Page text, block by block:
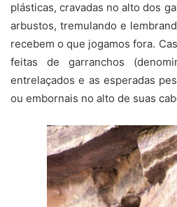
plásticas, cravadas no alto dos
arbustos, tremulando e
recebem o que jogamos fora.
feitas de garranchos
entrelaçados e as esperadas
ou embornais no alto de suas